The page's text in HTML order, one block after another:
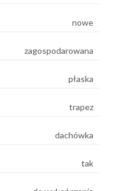
nowe
zagospodarowana
płaska
trapez
dachówka
tak